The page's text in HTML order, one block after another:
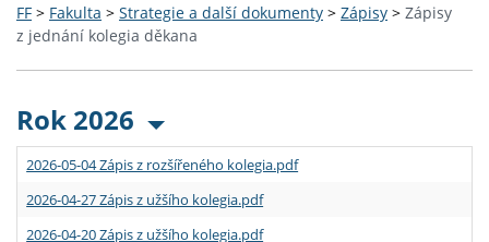
FF > Fakulta > Strategie a další dokumenty > Zápisy > Zápisy
z jednání kolegia děkana
Rok 2026
2026-05-04 Zápis z rozšířeného kolegia.pdf
2026-04-27 Zápis z užšího kolegia.pdf
2026-04-20 Zápis z užšího kolegia.pdf